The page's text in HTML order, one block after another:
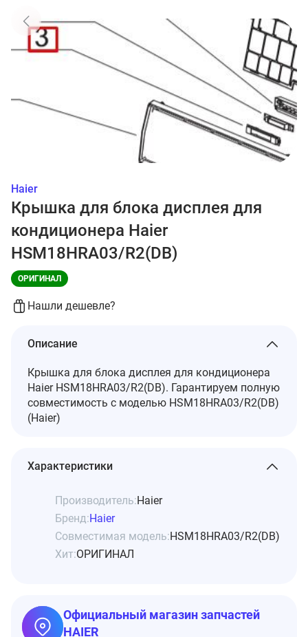
Haier
Крышка для блока дисплея для
кондиционера Haier
HSM18HRA03/R2(DB)
ОРИГИНАЛ
Нашли дешевле?
Описание
Крышка для блока дисплея для кондиционера
Haier HSM18HRA03/R2(DB). Гарантируем полную
совместимость с моделью HSM18HRA03/R2(DB)
(Haier)
Характеристики
Производитель:Haier
Бренд:Haier
Совместимая модель:HSM18HRA03/R2(DB)
Хит:ОРИГИНАЛ
Официальный магазин запчастей
HAIER